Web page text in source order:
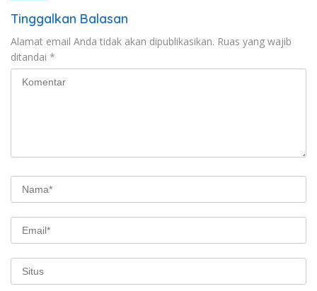
Tinggalkan Balasan
Alamat email Anda tidak akan dipublikasikan. Ruas yang wajib
ditandai *